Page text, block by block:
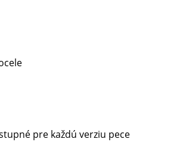
pre každú verziu pece